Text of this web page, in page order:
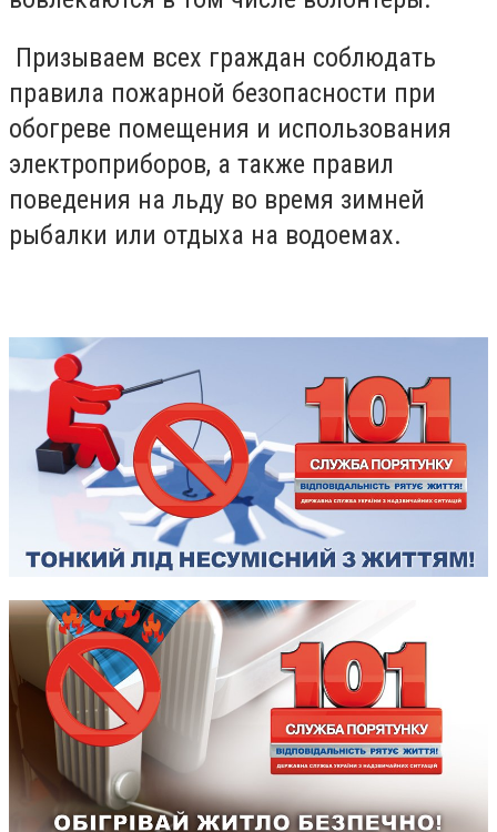
Призываем всех граждан соблюдать
правила пожарной безопасности при
обогреве помещения и использования
электроприборов, а также правил
поведения на льду во время зимней
рыбалки или отдыха на водоемах.